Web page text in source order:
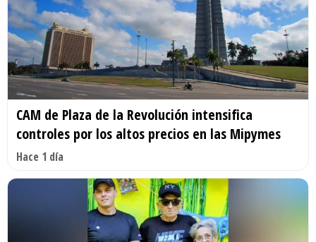
CAM de Plaza de la Revolución intensifica
controles por los altos precios en las Mipymes
Hace 1 día